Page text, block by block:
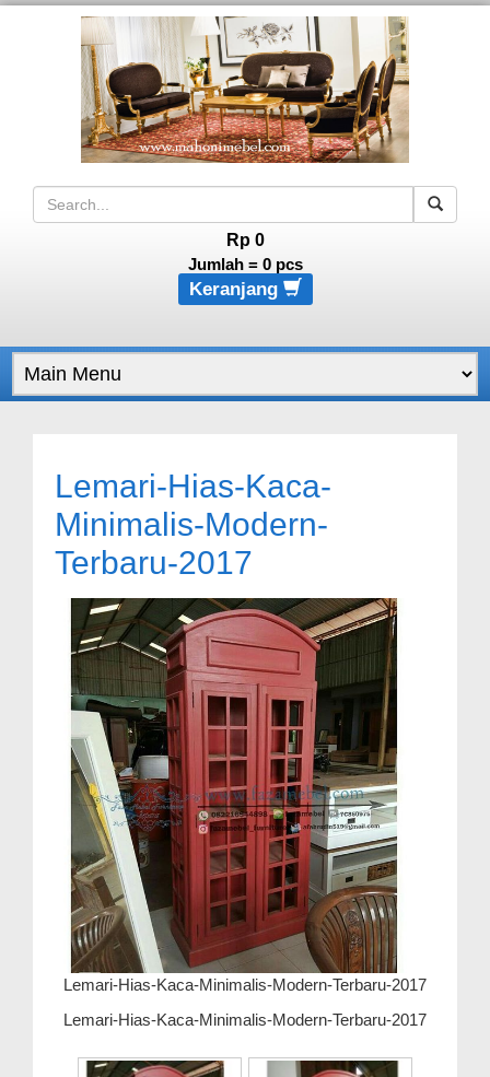
Rp 0
Jumlah = 0pcs
Keranjang
Lemari-Hias-Kaca-
Minimalis-Modern-
Terbaru-2017
Lemari-Hias-Kaca-Minimalis-Modern-Terbaru-2017
Lemari-Hias-Kaca-Minimalis-Modern-Terbaru-2017